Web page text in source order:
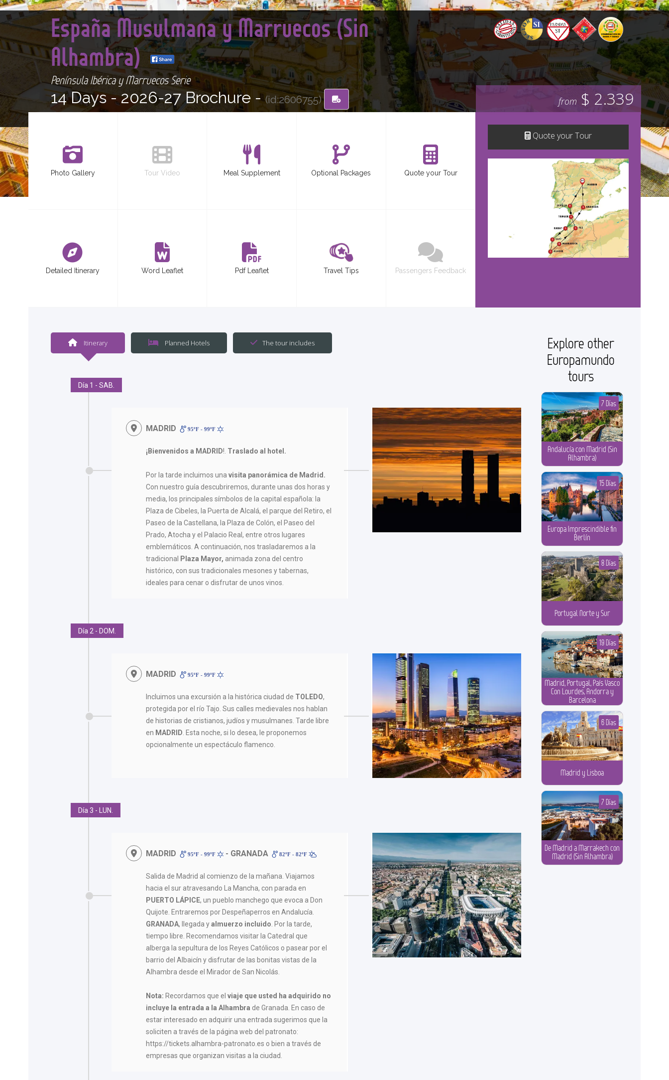
España Musulmana y Marruecos (Sin
Alhambra)
Península Ibérica y Marruecos Serie
14 Days -2026-27 Brochure -(id:2606755)
Photo Gallery Tour Video Meal Supplement Optional Packages Quote your Tour
Detailed Itinerary Word Leaflet Pdf Leaflet Travel Tips Passengers Feedback
from $ 2.339
Quote your Tour
Itinerary Planned Hotels The tour includes
Día 1 - SAB.
MADRID 95ºF - 99ºF
¡Bienvenidos a MADRID!. Traslado al hotel.
Por la tarde incluimos unavisita panorámica de Madrid.
Con nuestro guía descubriremos, durante unas dos horas y
media, los principales símbolos de la capital española: la
Plaza de Cibeles, la Puerta de Alcalá, el parque del Retiro, el
Paseo de la Castellana, la Plaza de Colón, el Paseo del
Prado, Atocha y el Palacio Real, entre otros lugares
emblemáticos. A continuación, nos trasladaremos a la
tradicional
Plaza Mayor, animada zona del centro
histórico, con sus tradicionales mesones y tabernas,
ideales para cenar o disfrutar de unos vinos.
Día 2 - DOM.
MADRID 95ºF - 99ºF
Incluimos una excursión a la histórica ciudad de TOLEDO,
protegida por el río Tajo. Sus calles medievales nos hablan
de historias de cristianos, judíos y musulmanes. Tarde libre
en MADRID . Esta noche, si lo desea, le proponemos
opcionalmente un espectáculo flamenco.
Día 3 - LUN.
MADRID 95ºF - 99ºF - GRANADA 82ºF - 82ºF
Salida de Madrid al comienzo de la mañana. Viajamos
hacia el sur atravesando La Mancha, con parada en
PUERTO LÁPICE, un pueblo manchego que evoca a Don
Quijote. Entraremos por Despeñaperros en Andalucía.
GRANADA, llegada yalmuerzo incluido . Por la tarde,
tiempo libre. Recomendamos visitar la Catedral que
alberga la sepultura de los Reyes Católicos o pasear por el
barrio del Albaicín y disfrutar de las bonitas vistas de la
Alhambra desde el Mirador de San Nicolás.
Nota: Recordamos que elviaje que usted ha adquirido no
incluye la entrada a la Alhambra de Granada. En caso de
estar interesado en adquirir una entrada sugerimos que la
soliciten a través de la página web del patronato:
https://tickets.alhambra-patronato.es o bien a través de
empresas que organizan visitas a la ciudad.
Explore other
Europamundo
tours
Andalucía con Madrid (Sin
Alhambra)
7 Días
Europa Imprescindible fin
Berlín
15 Días
Portugal Norte y Sur
8 Días
Madrid, Portugal, País Vasco
Con Lourdes, Andorra y
Barcelona
19 Días
Madrid y Lisboa
6 Días
De Madrid a Marrakech con
Madrid (Sin Alhambra)
7 Días